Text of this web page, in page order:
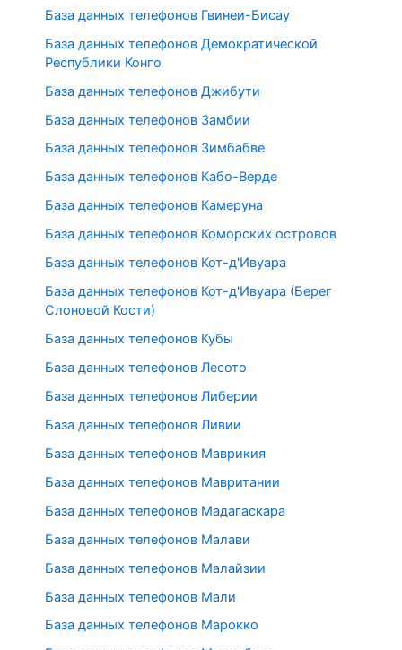
База данных телефонов Гвинеи-Бисау
База данных телефонов Демократической
Республики Конго
База данных телефонов Джибути
База данных телефонов Замбии
База данных телефонов Зимбабве
База данных телефонов Кабо-Верде
База данных телефонов Камеруна
База данных телефонов Коморских островов
База данных телефонов Кот-д'Ивуара
База данных телефонов Кот-д'Ивуара (Берег
Слоновой Кости)
База данных телефонов Кубы
База данных телефонов Лесото
База данных телефонов Либерии
База данных телефонов Ливии
База данных телефонов Маврикия
База данных телефонов Мавритании
База данных телефонов Мадагаскара
База данных телефонов Малави
База данных телефонов Малайзии
База данных телефонов Мали
База данных телефонов Марокко